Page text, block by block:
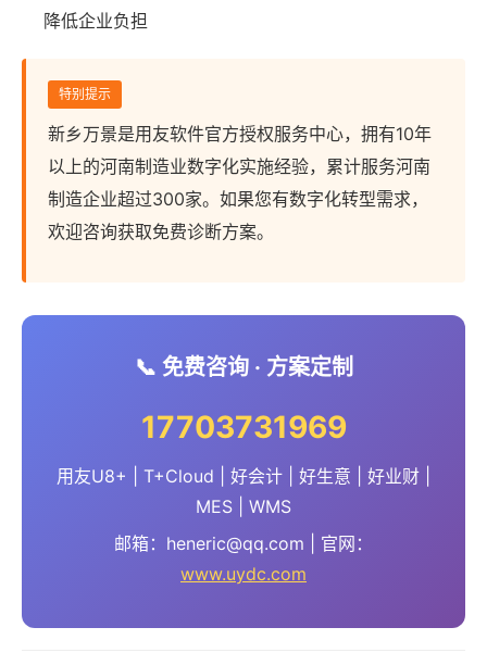
降低企业负担
特别提示
新乡万景是用友软件官方授权服务中心，拥有10年
以上的河南制造业数字化实施经验，累计服务河南
制造企业超过300家。如果您有数字化转型需求，
欢迎咨询获取免费诊断方案。
📞 免费咨询 · 方案定制
17703731969
用友U8+ | T+Cloud | 好会计 | 好生意 | 好业财 |
MES | WMS
邮箱：heneric@qq.com | 官网：
www.uydc.com